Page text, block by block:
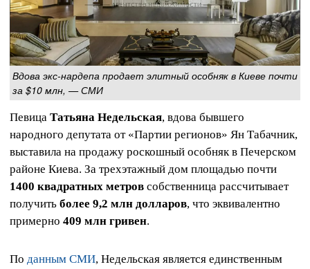
Вдова экс-нардепа продает элитный особняк в Киеве почти
за $10 млн, — СМИ
Певица Татьяна Недельская, вдова бывшего
народного депутата от «Партии регионов» Ян Табачник,
выставила на продажу роскошный особняк в Печерском
районе Киева. За трехэтажный дом площадью почти
1400 квадратных метров собственница рассчитывает
получить более 9,2 млн долларов, что эквивалентно
примерно 409 млн гривен.
По данным СМИ, Недельская является единственным